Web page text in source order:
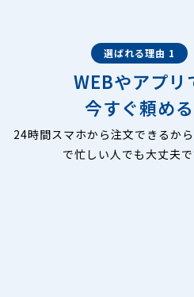
選ばれる理由 1
WEBやアプリ
今すぐ頼める
24時間スマホから注文できるか
で忙しい人でも大丈夫で